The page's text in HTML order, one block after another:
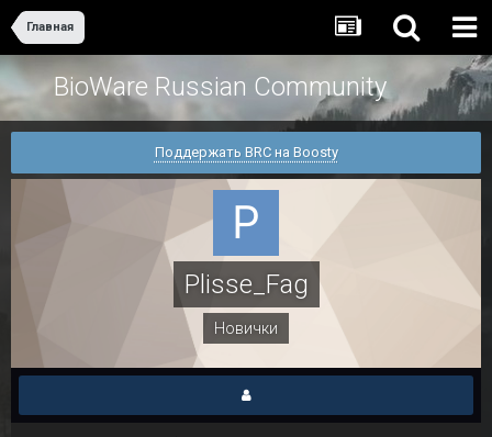
Главная
BioWare Russian Community
Поддержать BRC на Boosty
Plisse_Fag
Новички